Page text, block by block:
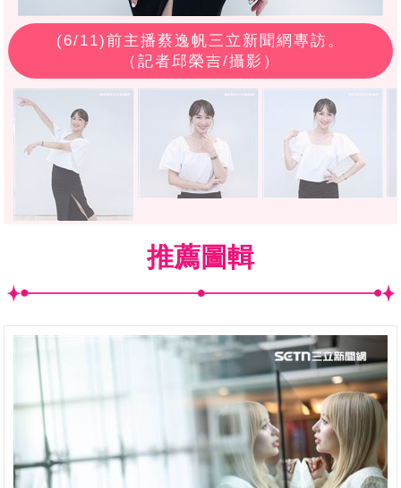
(6/11)前主播蔡逸帆三立新聞網專訪。
（記者邱榮吉/攝影）
推薦圖輯